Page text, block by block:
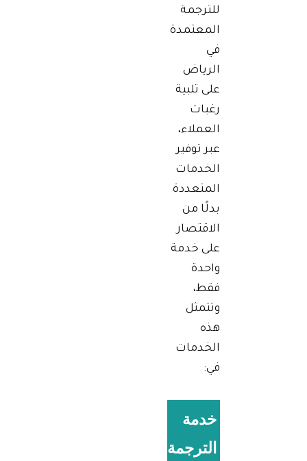
للترجمة
المعتمدة
في
الرياض
على تلبية
رغبات
العملاء،
عبر توفير
الخدمات
المتعددة
بدلًا من
الاقتصار
على خدمة
واحدة
فقط،
وتتمثل
هذه
الخدمات
في:
خدمة
الترجمة